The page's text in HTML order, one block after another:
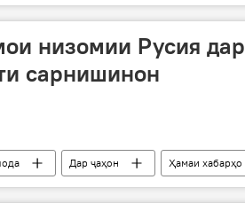
низомии Русия дар
сарнишинон
Дар ҷаҳон Ҳамаи хабарҳо